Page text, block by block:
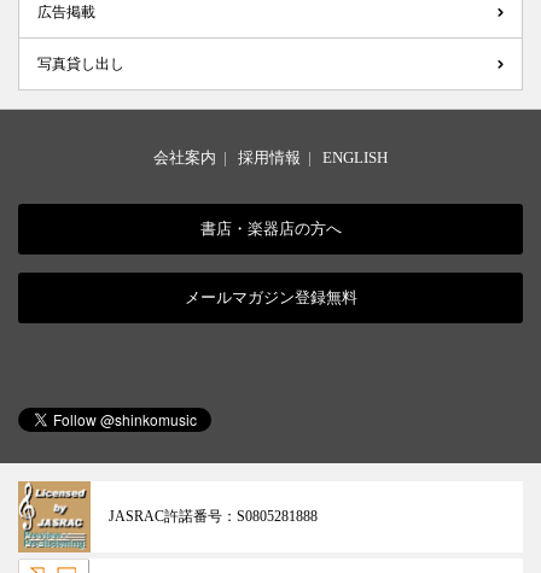
広告掲載
写真貸し出し
会社案内 | 採用情報 | ENGLISH
書店・楽器店の方へ
メールマガジン登録無料
JASRAC許諾番号： S0805281888